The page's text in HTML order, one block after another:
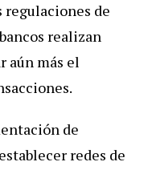
regulaciones de
realizan
aún más el
de
redes de